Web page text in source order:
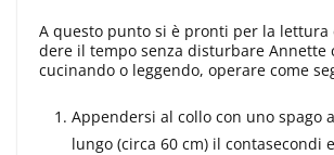
A questo punto si è pronti per la
dere il tempo senza disturbare Annet­te
cucinando o leggendo, ope­rare come
Appendersi al collo con uno spago
lungo (circa 60 cm) il contasecondi